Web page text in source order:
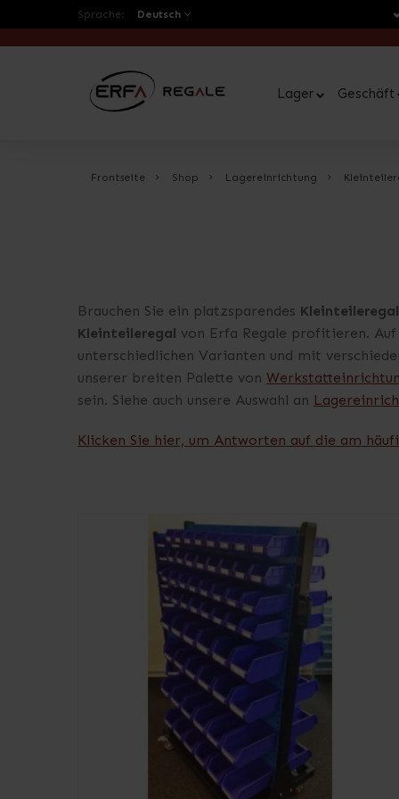
Sprache: Deutsch
Lager Geschäft
Frontseite Shop Lagereinrichtung
Brauchen Sie ein platzsparendes Kleinteileregal
Kleinteileregal von Erfa Regale profitieren.
unterschiedlichen Varianten und mit
unserer breiten Palette von
sein. Siehe auch unsere Auswahl an
Klicken Sie hier, um Antworten auf die am